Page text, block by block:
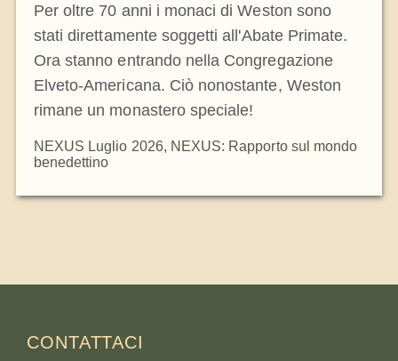
Per oltre 70 anni i monaci di Weston sono
stati direttamente soggetti all'Abate Primate.
Ora stanno entrando nella Congregazione
Elveto-Americana. Ciò nonostante, Weston
rimane un monastero speciale!
NEXUS Luglio 2026, NEXUS: Rapporto sul mondo
benedettino
CONTATTACI